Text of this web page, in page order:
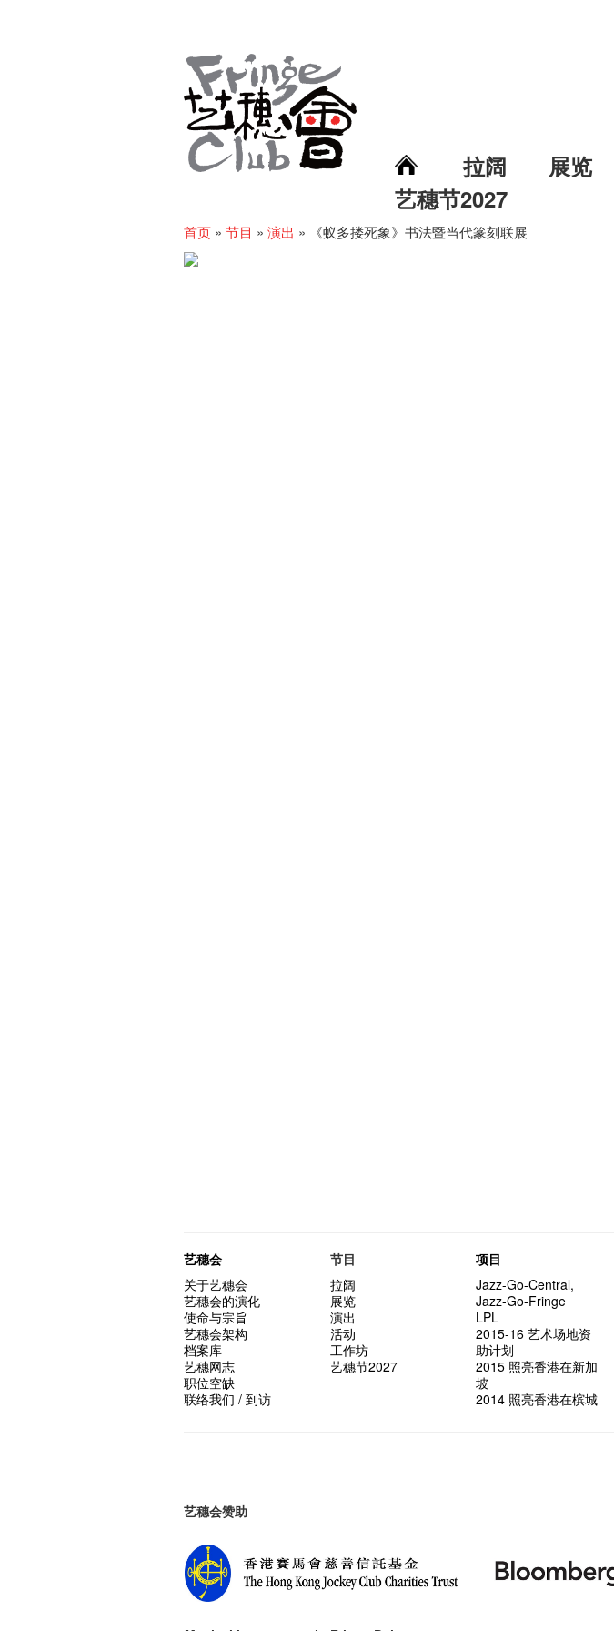
拉阔 展览
艺穗节2027
首页 » 节目 » 演出 » 《蚁多搂死象》书法暨当代篆刻联展
艺穗会
关于艺穗会
艺穗会的演化
使命与宗旨
艺穗会架构
档案库
艺穗网志
职位空缺
联络我们 / 到访
节目
拉阔
展览
演出
活动
工作坊
艺穗节2027
项目
Jazz-Go-Central,
Jazz-Go-Fringe
LPL
2015-16 艺术场地资
助计划
2015 照亮香港在新加
坡
2014 照亮香港在槟城
艺穗会赞助